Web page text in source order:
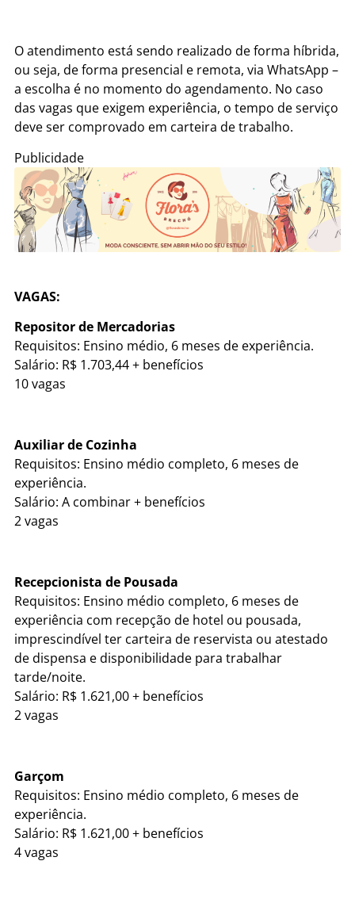
O atendimento está sendo realizado de forma híbrida,
ou seja, de forma presencial e remota, via WhatsApp –
a escolha é no momento do agendamento. No caso
das vagas que exigem experiência, o tempo de serviço
deve ser comprovado em carteira de trabalho.
Publicidade
VAGAS:
Repositor de Mercadorias
Requisitos: Ensino médio, 6 meses de experiência.
Salário: R$ 1.703,44 + benefícios
10 vagas
Auxiliar de Cozinha
Requisitos: Ensino médio completo, 6 meses de
experiência.
Salário: A combinar + benefícios
2 vagas
Recepcionista de Pousada
Requisitos: Ensino médio completo, 6 meses de
experiência com recepção de hotel ou pousada,
imprescindível ter carteira de reservista ou atestado
de dispensa e disponibilidade para trabalhar
tarde/noite.
Salário: R$ 1.621,00 + benefícios
2 vagas
Garçom
Requisitos: Ensino médio completo, 6 meses de
experiência.
Salário: R$ 1.621,00 + benefícios
4 vagas